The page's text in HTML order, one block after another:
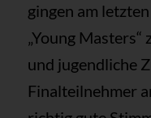
gingen am
„Young Masters“
und jugendliche
Finalteilnehmer